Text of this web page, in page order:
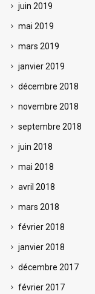
juin 2019
mai 2019
mars 2019
janvier 2019
décembre 2018
novembre 2018
septembre 2018
juin 2018
mai 2018
avril 2018
mars 2018
février 2018
janvier 2018
décembre 2017
février 2017